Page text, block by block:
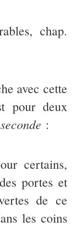
chap.
avec cette
pour deux
:
certains,
portes et
de ce
les coins